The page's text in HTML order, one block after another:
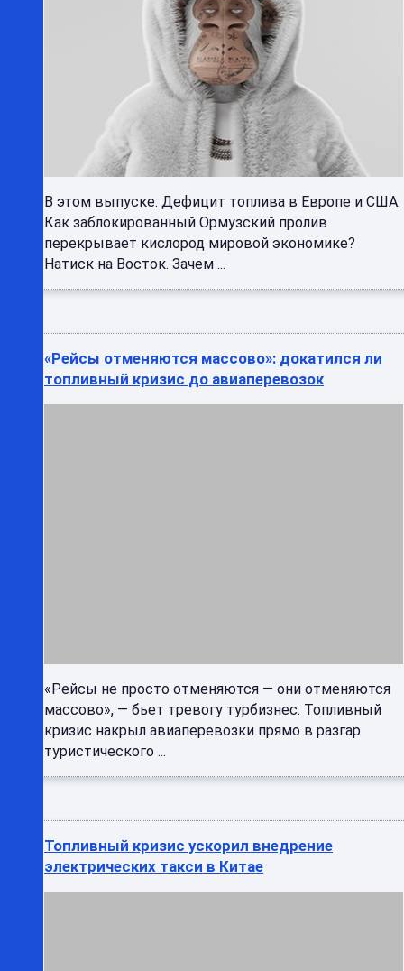
В этом выпуске: Дефицит топлива в Европе и США.
Как заблокированный Ормузский пролив
перекрывает кислород мировой экономике?
Натиск на Восток. Зачем ...
«Рейсы отменяются массово»: докатился ли
топливный кризис до авиаперевозок
массово», — бьет тревогу турбизнес. Топливный
кризис накрыл авиаперевозки прямо в разгар
туристического ...
электрических такси в Китае